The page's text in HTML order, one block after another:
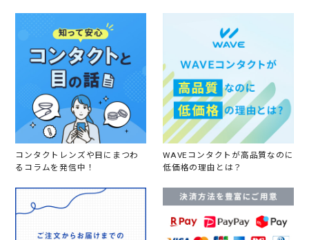
コンタクトレンズや目にまつわ
るコラムを発信中！
WAVEコンタクトが高品質なのに
低価格の理由とは？